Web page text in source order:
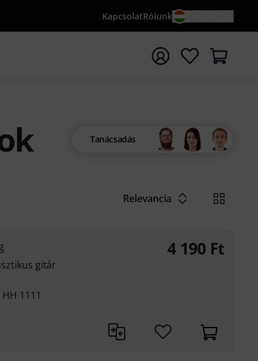
KapcsolatRólunk
{searchTerm} keresőszóval
Tanácsadás
Relevancia
gitár
1111
4 190 Ft